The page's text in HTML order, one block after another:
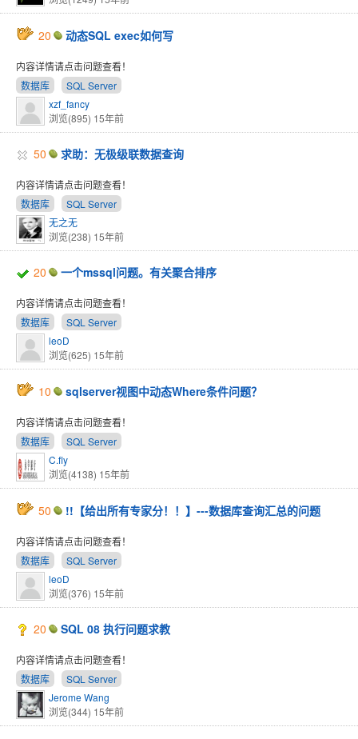
20 动态SQL exec如何写
内容详情请点击问题查看！
数据库
SQL Server
xzf_fancy
浏览(895) 15年前
50 求助：无极级联数据查询
内容详情请点击问题查看！
数据库
SQL Server
无之无
浏览(238) 15年前
20 一个mssql问题。有关聚合排序
内容详情请点击问题查看！
数据库
SQL Server
leoD
浏览(625) 15年前
10 sqlserver视图中动态Where条件问题？
内容详情请点击问题查看！
数据库
SQL Server
C.fly
浏览(4138) 15年前
50 !!【给出所有专家分！！】---数据库查询汇总的问题
内容详情请点击问题查看！
数据库
SQL Server
leoD
浏览(376) 15年前
20 SQL 08 执行问题求教
内容详情请点击问题查看！
数据库
SQL Server
Jerome Wang
浏览(344) 15年前